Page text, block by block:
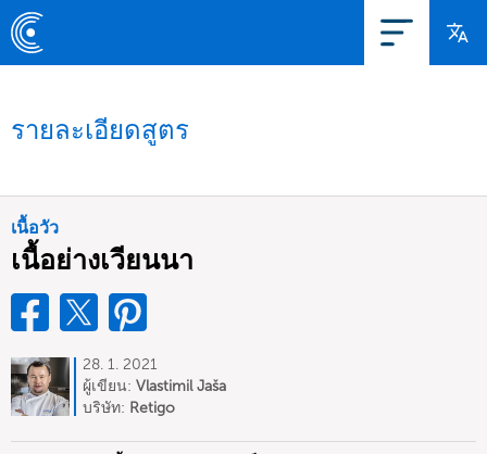
รายละเอียดสูตร
เนื้อวัว
เนื้อย่างเวียนนา
28. 1. 2021
ผู้เขียน: Vlastimil Jaša
บริษัท: Retigo